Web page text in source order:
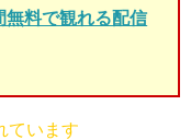
無料で観れる配信
ています